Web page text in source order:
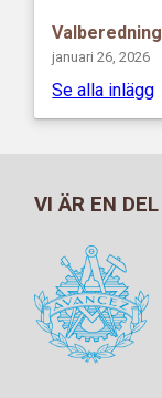
januari 26, 2026
Se alla inlägg
VI ÄR EN